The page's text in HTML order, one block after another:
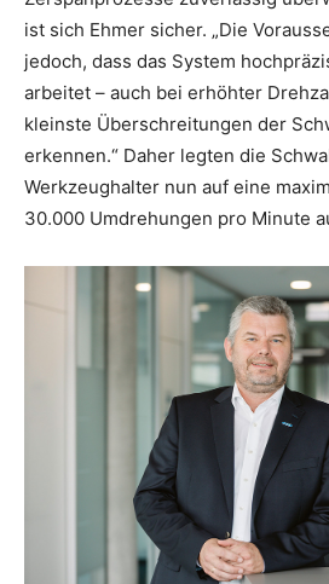
ist sich Ehmer sicher. „Die
jedoch, dass das System
arbeitet – auch bei erhöhter
kleinste Überschreitungen der
erkennen.“ Daher legten die
Werkzeughalter nun auf eine
30.000 Umdrehungen pro Minute